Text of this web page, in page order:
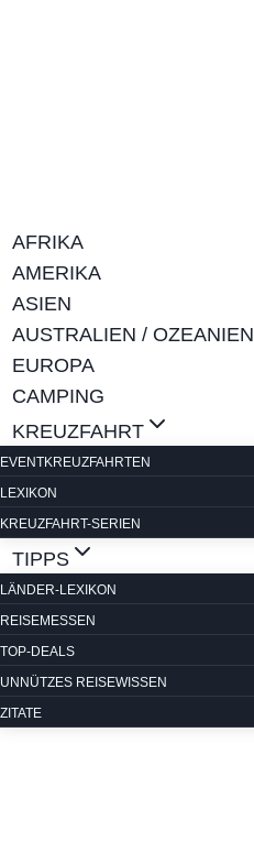
AFRIKA
AMERIKA
ASIEN
AUSTRALIEN / OZEANIEN
EUROPA
CAMPING
KREUZFAHRT
EVENTKREUZFAHRTEN
LEXIKON
KREUZFAHRT-SERIEN
TIPPS
LÄNDER-LEXIKON
REISEMESSEN
TOP-DEALS
UNNÜTZES REISEWISSEN
ZITATE